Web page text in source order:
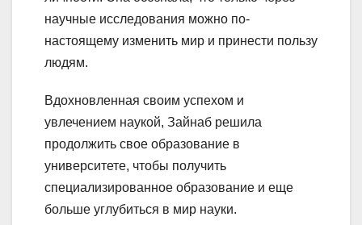
научные исследования можно по-
настоящему изменить мир и принести пользу
людям.
Вдохновленная своим успехом и
увлечением наукой, Зайнаб решила
продолжить свое образование в
университете, чтобы получить
специализированное образование и еще
больше углубиться в мир науки.